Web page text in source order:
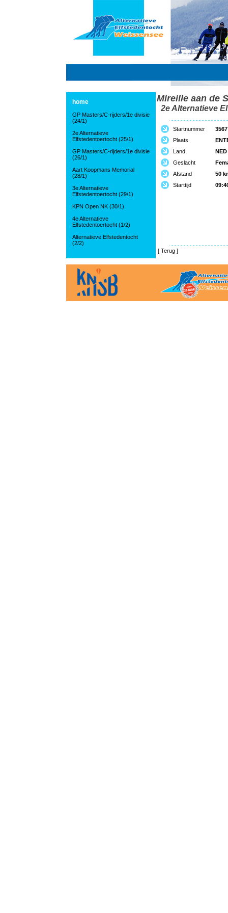
home
GP Masters/C-rijders/1e divisie
(24/1)
2e Alternatieve
Elfstedentoertocht (25/1)
GP Masters/C-rijders/1e divisie
(26/1)
Aart Koopmans Memorial
(28/1)
3e Alternatieve
Elfstedentoertocht (29/1)
KPN Open NK (30/1)
4e Alternatieve
Elfstedentoertocht (1/2)
Alternatieve Elfstedentocht
(2/2)
Mireille aan de
2e Alternatieve
Startnummer
3567
Plaats
Land
NED
Geslacht
Afstand
50
Starttijd
[ Terug ]